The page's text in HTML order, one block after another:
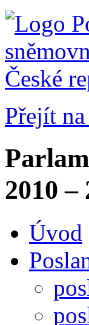
Přejít
2010 –
Úvod